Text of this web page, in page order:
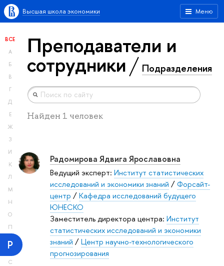
Меню
Высшая школа экономики
ВСЕ
А
Б
В
Г
Д
Е
Ж
З
И
К
Л
М
Н
О
П
Р
С
Преподаватели и
сотрудники Подразделения
Найден 1 человек
Радомирова Ядвига Ярославовна
Ведущий эксперт: Институт статистических
исследований и экономики знаний /Форсайт-
центр /Кафедра исследований будущего
ЮНЕСКО
Заместитель директора центра: Институт
статистических исследований и экономики
знаний /Центр научно-технологического
прогнозирования